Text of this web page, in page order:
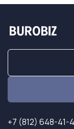
+7 (812) 648-41-